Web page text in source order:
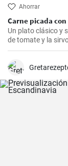
Ahorrar
Carne picada
Un plato clásico y
de tomate y la